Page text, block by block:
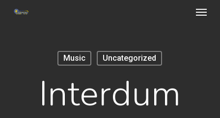
Music Uncategorized
Interdum